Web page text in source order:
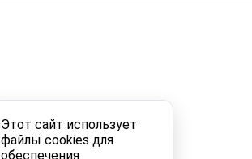
Этот сайт использует
файлы cookies для
обеспечения